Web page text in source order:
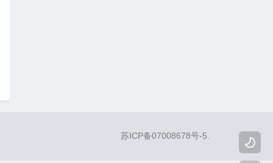

苏ICP备07008678号-5.